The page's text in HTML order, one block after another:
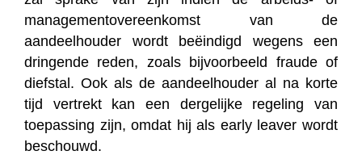
managementovereenkomst van de
aandeelhouder wordt beëindigd wegens een
dringende reden, zoals bijvoorbeeld fraude of
diefstal. Ook als de aandeelhouder al na korte
tijd vertrekt kan een dergelijke regeling van
toepassing zijn, omdat hij als early leaver wordt
beschouwd.